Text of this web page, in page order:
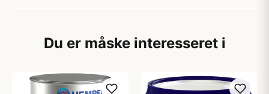
Du er måske interesseret i